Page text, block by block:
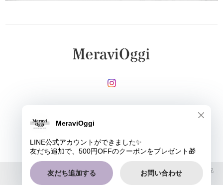
MeraviOggi |プライバシーポリシー|特定商取引法に基づく表記